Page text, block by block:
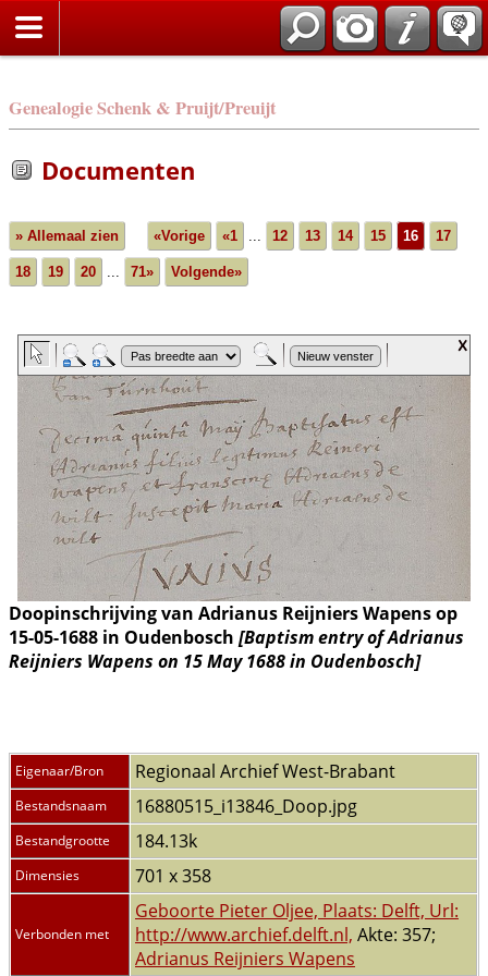
Genealogie Schenk & Pruijt/Preuijt
Documenten
» Allemaal zien «Vorige «1 ... 12 13 14 15 16 17
18 19 20 ... 71» Volgende»
Doopinschrijving van Adrianus Reijniers Wapens op
15-05-1688 in Oudenbosch [Baptism entry of Adrianus
Reijniers Wapens on 15 May 1688 in Oudenbosch]
Eigenaar/Bron Regionaal Archief West-Brabant
Bestandsnaam 16880515_i13846_Doop.jpg
Bestandgrootte 184.13k
Dimensies 701 x 358
Verbonden met
Geboorte Pieter Oljee, Plaats: Delft, Url:
http://www.archief.delft.nl, Akte: 357;
Adrianus Reijniers Wapens